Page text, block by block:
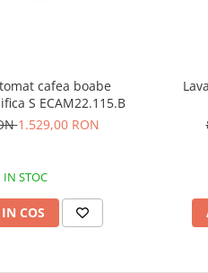
cafea boabe
S ECAM22.115.B
1.529,00 RON
IN STOC
COS